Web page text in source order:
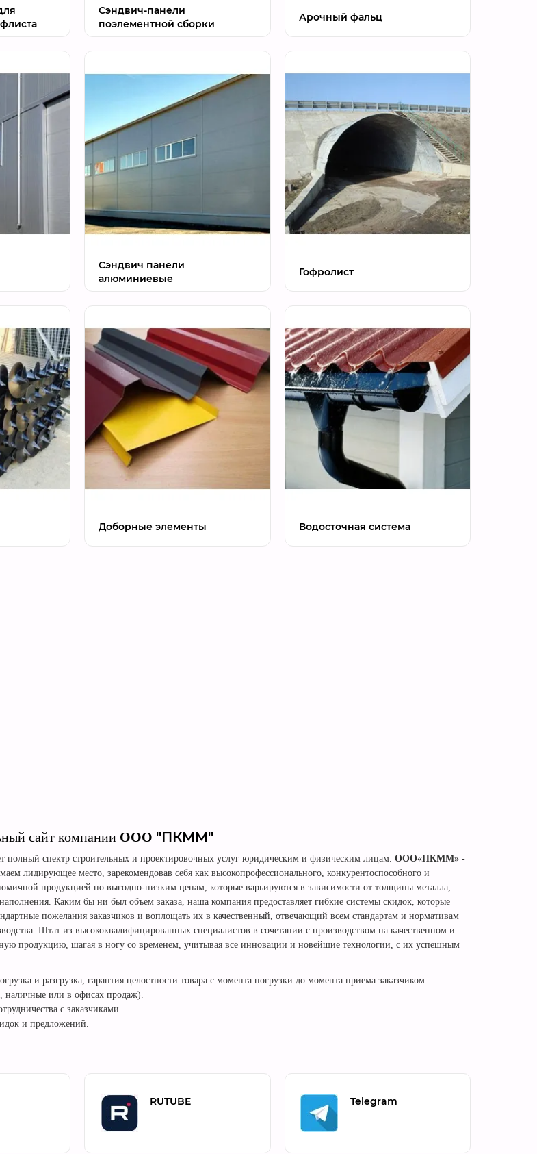
Сэндвич-панели
поэлементной сборки
Арочный фальц
Сэндвич панели
алюминиевые
Гофролист
Доборные элементы Водосточная система
сайт компании ООО "ПКММ"
полный спектр строительных и проектировочных услуг юридическим и физическим лицам. ООО«ПКММ» -
лидирующее место, зарекомендовав себя как высокопрофессионального, конкурентоспособного и
продукцией по выгодно-низким ценам, которые варьируются в зависимости от толщины металла,
Каким бы ни был объем заказа, наша компания предоставляет гибкие системы скидок, которые
пожелания заказчиков и воплощать их в качественный, отвечающий всем стандартам и нормативам
Штат из высококвалифицированных специалистов в сочетании с производством на качественном и
продукцию, шагая в ногу со временем, учитывая все инновации и новейшие технологии, с их успешным
и разгрузка, гарантия целостности товара с момента погрузки до момента приема заказчиком.
наличные или в офисах продаж).
с заказчиками.
и предложений.
RUTUBE Telegram